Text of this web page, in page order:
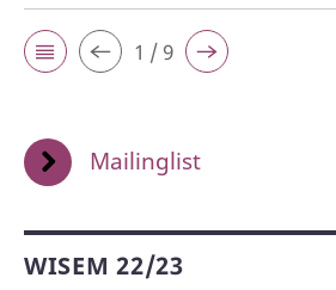
1 / 9
Mailinglist
WISEM 22/23